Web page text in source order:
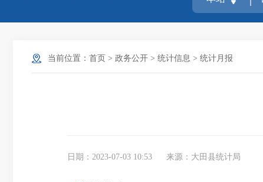
当前位置： 首页 > 政务公开 > 统计信息 > 统计月报
日期：2023-07-03 10:53 来源：大田县统计局